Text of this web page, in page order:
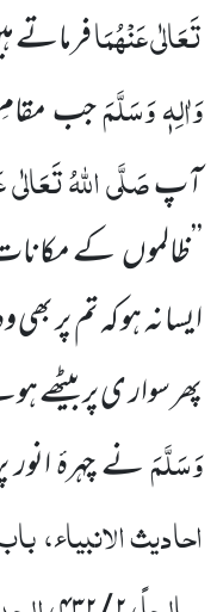
تَعَالٰی عَنْہُمَافرماتے
وَاٰلِہٖ وَسَلَّمَجب
آپصَلَّی اللّٰہُ
’’ظالموںکے
ایسا نہ ہو کہ تم پر
پھر سوار ی پر
وَسَلَّمَنے چہرۂ انور
احادیث الانبیاء،